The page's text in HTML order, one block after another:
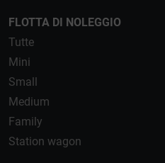
FLOTTA DI NOLEGGIO
Tutte
Mini
Small
Medium
Family
Station wagon